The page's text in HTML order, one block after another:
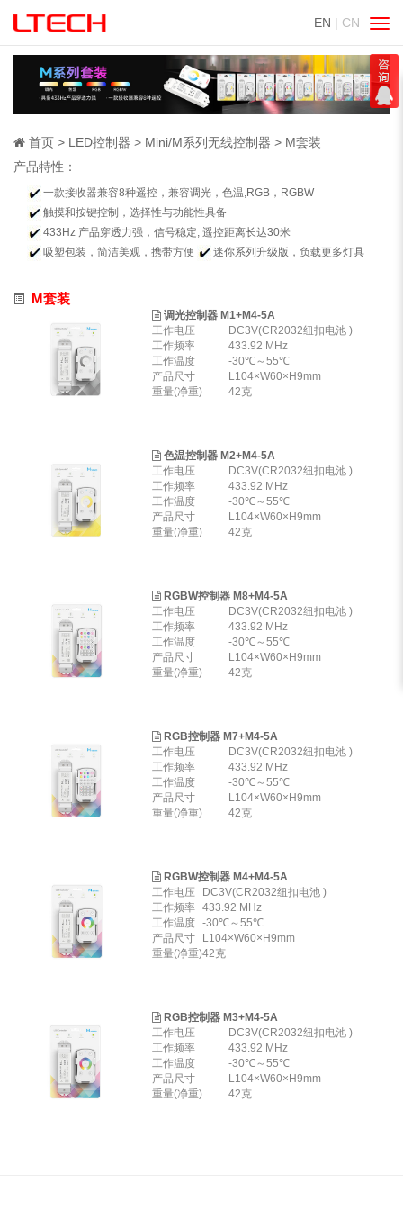
EN | CN
切
换
导
航
首页 LED控制器 Mini/M系列无线控制器
M套装
产品特性：
一款接收器兼容8种遥控，兼容调光，色温,RGB，RGBW
触摸和按键控制，选择性与功能性具备
433Hz 产品穿透力强，信号稳定, 遥控距离长达30米
吸塑包装，简洁美观，携带方便
迷你系列升级版，负载更多灯具
M套装
调光控制器 M1+M4-5A
工作电压
DC3V(CR2032纽扣电池 )
工作频率
433.92 MHz
工作温度
-30℃～55℃
产品尺寸
L104×W60×H9mm
重量(净重)
42克
色温控制器 M2+M4-5A
工作电压
DC3V(CR2032纽扣电池 )
工作频率
433.92 MHz
工作温度
-30℃～55℃
产品尺寸
L104×W60×H9mm
重量(净重)
42克
RGBW控制器 M8+M4-5A
工作电压
DC3V(CR2032纽扣电池 )
工作频率
433.92 MHz
工作温度
-30℃～55℃
产品尺寸
L104×W60×H9mm
重量(净重)
42克
RGB控制器 M7+M4-5A
工作电压
DC3V(CR2032纽扣电池 )
工作频率
433.92 MHz
工作温度
-30℃～55℃
产品尺寸
L104×W60×H9mm
重量(净重)
42克
RGBW控制器 M4+M4-5A
工作电压
DC3V(CR2032纽扣电池 )
工作频率 433.92 MHz
工作温度 -30℃～55℃
产品尺寸
L104×W60×H9mm
重量(净重)42克
RGB控制器 M3+M4-5A
工作电压
DC3V(CR2032纽扣电池 )
工作频率
433.92 MHz
工作温度
-30℃～55℃
产品尺寸
L104×W60×H9mm
重量(净重)
42克